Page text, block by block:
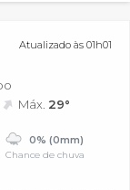
Atualizado às 01h01
Máx. 29°
0% (0mm)
Chance de chuva